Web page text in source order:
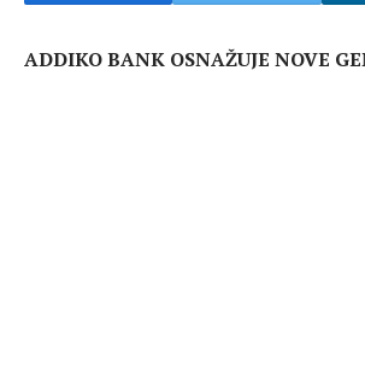
ADDIKO BANK OSNAŽUJE NOVE